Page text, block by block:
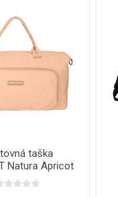
taška
Natura Apricot
- 25 L